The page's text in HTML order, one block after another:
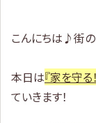
こんにちは♪街の
本日は『家を守
ていきます！